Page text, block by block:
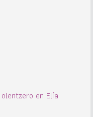
en Elía